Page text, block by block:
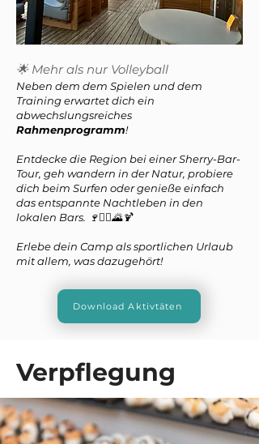
🌟 Mehr als nur Volleyball
Neben dem dem Spielen und dem
Training erwartet dich ein
abwechslungsreiches
Rahmenprogramm!
Entdecke die Region bei einer Sherry-Bar-
Tour, geh wandern in der Natur, probiere
dich beim Surfen oder genieße einfach
das entspannte Nachtleben in den
lokalen Bars. 🍷🏄‍♀️🌄🍹
Erlebe dein Camp als sportlichen Urlaub
mit allem, was dazugehört!
Download Aktivtäten
Verpflegung